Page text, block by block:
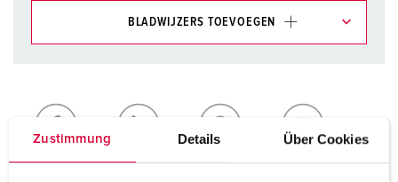
Zustimmung Details Über Cookies
BLADWIJZERS TOEVOEGEN
Mijn lijst TOEVOEGEN